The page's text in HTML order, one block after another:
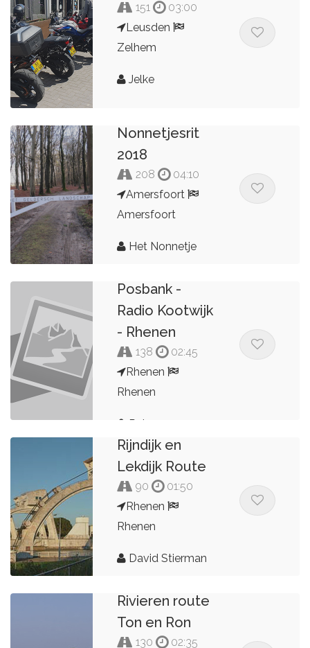
151
03:00
Leusden
Zelhem
Jelke
Nonnetjesrit
2018
208
04:10
Amersfoort
Amersfoort
Het Nonnetje
Posbank -
Radio Kootwijk
- Rhenen
138
02:45
Rhenen
Rhenen
Peter
Rijndijk en
Lekdijk Route
90
01:50
Rhenen
Rhenen
David Stierman
Rivieren route
Ton en Ron
130
02:35